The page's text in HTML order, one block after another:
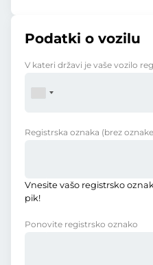
Podatki o vozilu
V kateri državi je vaše vozilo
Registrska oznaka (brez
Vnesite vašo registrsko
pik!
Ponovite registrsko oznako